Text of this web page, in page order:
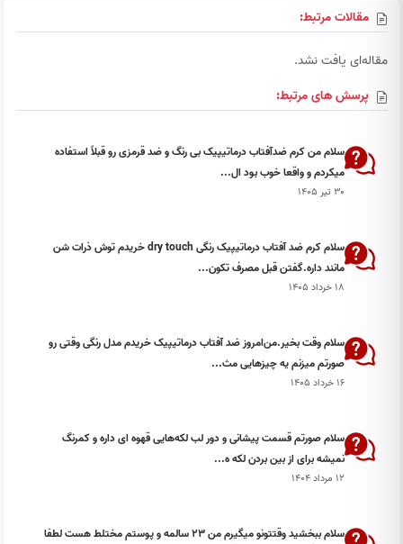
مقالات مرتبط:
مقاله‌ای یافت نشد.
پرسش های مرتبط:
سلام من کرم ضدآفتاب درماتیپیک بی رنگ و ضد قرمزی رو قبلاً استفاده
میکردم و واقعا خوب بود ال...
۳۰ تیر ۱۴۰۵
سلام کرم ضد آفتاب درماتیپیک رنگی dry touch خریدم توش ذرات شن
مانند داره.گفتن قبل مصرف تکون...
۱۸ خرداد ۱۴۰۵
سلام وقت بخیر.من‌امروز ضد آفتاب درماتیپیک خریدم مدل رنگی وقتی رو
صورتم میزنم یه چيزهايی مث...
۱۶ خرداد ۱۴۰۵
سلام صورتم قسمت پیشانی و دور لب لکه‌هایی قهوه ای داره و کمرنگ
نمیشه برای از بین بردن لکه ه...
۱۲ مرداد ۱۴۰۴
سلام ببخشید وقتتونو میگیرم من ۲۳ سالمه و پوستم مختلط هست لطفا